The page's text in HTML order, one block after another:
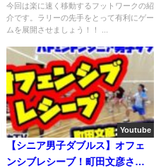
今回は楽に速く移動するフットワークの紹
介です。ラリーの先手をとって有利にゲー
ムを展開させましょう！！ ...
Youtube
【シニア男子ダブルス】オフェ
ンシブレシーブ！町田文彦さん